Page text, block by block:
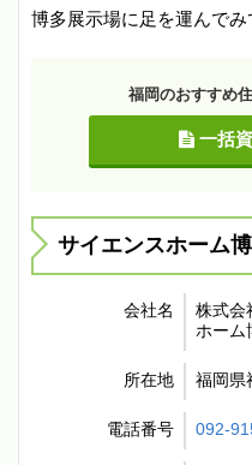
博多展示場に足を運んでみ
福岡のおすすめ
一括
サイエンスホーム
会社名
株式会
ホーム
所在地 福岡県
電話番号 092-